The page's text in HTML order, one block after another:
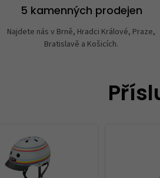
5 kamenných prodejen
Najdete nás v Brně, Hradci Králové, Praze,
Bratislavě a Košicích.